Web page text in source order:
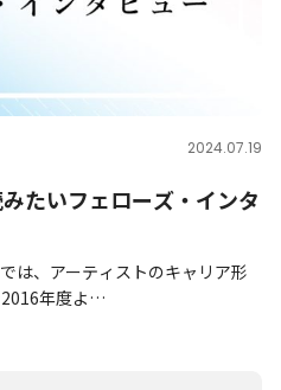
2024.07.19
たいフェローズ・インタ
は、アーティストのキャリア形
2016年度よ…